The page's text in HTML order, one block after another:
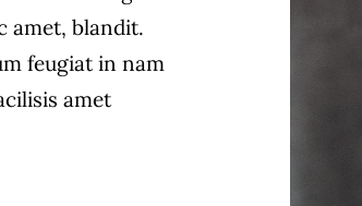
amet, blandit.
feugiat in nam
amet